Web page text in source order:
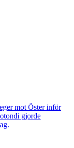
mot Öster inför
gjorde